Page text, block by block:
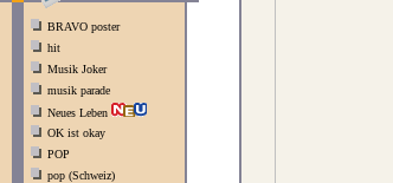
BRAVO poster
hit
Musik Joker
musik parade
Neues Leben
OK ist okay
POP
pop (Schweiz)